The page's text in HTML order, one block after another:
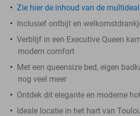
Zie hier de inhoud van de
Inclusief ontbijt en
Verblijf in een Executive Queen
modern comfort
Met een queensize bed, eigen
nog veel meer
Ontdek dit elegante en moderne
Ideale locatie in het hart van